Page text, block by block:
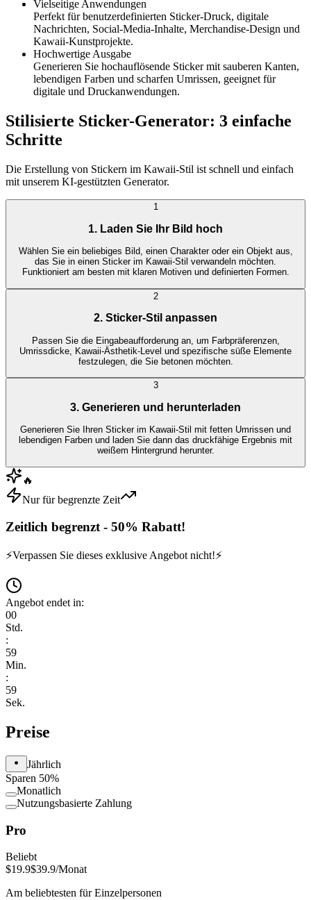
Vielseitige Anwendungen
Perfekt für benutzerdefinierten Sticker-Druck, digitale
Nachrichten, Social-Media-Inhalte, Merchandise-Design und
Kawaii-Kunstprojekte.
Hochwertige Ausgabe
Generieren Sie hochauflösende Sticker mit sauberen Kanten,
lebendigen Farben und scharfen Umrissen, geeignet für
digitale und Druckanwendungen.
Stilisierte Sticker-Generator: 3 einfache
Schritte
Die Erstellung von Stickern im Kawaii-Stil ist schnell und einfach
mit unserem KI-gestützten Generator.
1
1. Laden Sie Ihr Bild hoch
Wählen Sie ein beliebiges Bild, einen Charakter oder ein Objekt aus,
das Sie in einen Sticker im Kawaii-Stil verwandeln möchten.
Funktioniert am besten mit klaren Motiven und definierten Formen.
2
2. Sticker-Stil anpassen
Passen Sie die Eingabeaufforderung an, um Farbpräferenzen,
Umrissdicke, Kawaii-Ästhetik-Level und spezifische süße Elemente
festzulegen, die Sie betonen möchten.
3
3. Generieren und herunterladen
Generieren Sie Ihren Sticker im Kawaii-Stil mit fetten Umrissen und
lebendigen Farben und laden Sie dann das druckfähige Ergebnis mit
weißem Hintergrund herunter.
🔥
Nur für begrenzte Zeit
Zeitlich begrenzt - 50% Rabatt!
⚡Verpassen Sie dieses exklusive Angebot nicht!⚡
Angebot endet in:
00
Std.
:
59
Min.
:
59
Sek.
Preise
Jährlich
Sparen 50%
Monatlich
Nutzungsbasierte Zahlung
Pro
Beliebt
$19.9$39.9/Monat
Am beliebtesten für Einzelpersonen